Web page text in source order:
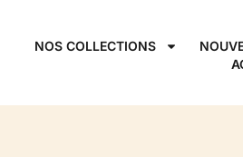
NOS COLLECTIONS